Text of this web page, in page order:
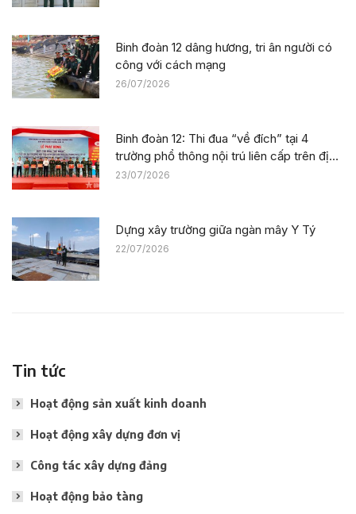
Binh đoàn 12 dâng hương, tri ân người có
công với cách mạng
26/07/2026
Binh đoàn 12: Thi đua “về đích” tại 4
trường phổ thông nội trú liên cấp trên địa
bàn tỉnh Thanh Hóa
23/07/2026
Dựng xây trường giữa ngàn mây Y Tý
22/07/2026
Tin tức
Hoạt động sản xuất kinh doanh
Hoạt động xây dựng đơn vị
Công tác xây dựng đảng
Hoạt động bảo tàng